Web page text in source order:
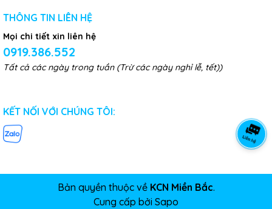
THÔNG TIN LIÊN HỆ
Mọi chi tiết xin liên hệ
0919.386.552
Tất cả các ngày trong tuần (Trừ các ngày nghỉ lễ, tết))
KẾT NỐI VỚI CHÚNG TÔI:
Bản quyền thuộc về KCN Miền Bắc.
Cung cấp bởi Sapo